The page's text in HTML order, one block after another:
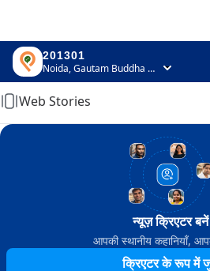
201301
Noida, Gautam Buddha Nagar, Uttar Pradesh
Home
Web Stories
न्यूज़ क्रिएटर बनें
आपकी स्थानीय कहानियाँ,
क्रिएटर के रूप में